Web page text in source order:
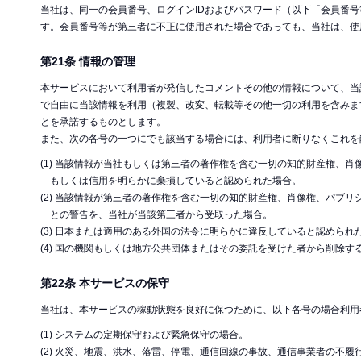
当社は、同一の会員番号、ログインIDおよびパスワード（以下「会員番
す。会員番号等が第三者に不正に使用された場合であっても、当社は、
第21条 情報の管理
本サービスにおいて利用者が発信したコメントその他の情報について、
で自由に当該情報を利用（複製、改変、転載等その他一切の利用を含み
とを承諾するものとします。
また、次の各号の一つにでも該当する場合には、利用者に断りなくこれ
(1) 当該情報が当社もしくは第三者の著作権を含む一切の知的財産権、
もしくは信用を明らかに棄損していると認められた場合。
(2) 当該情報が第三者の著作権を含む一切の知的財産権、肖像権、パブ
との警告を、当社が当該第三者から受取った場合。
(3) 日本または適用のある外国の法令に明らかに違反していると認められ
(4) 国の機関もしくは地方公共団体またはその委託を受けた者から削除す
第22条 本サービスの保守
当社は、本サービスの稼動状態を良好に保つために、以下各号の場合利
(1) システムの定期保守および緊急保守の場合。
(2) 火災、地震、洪水、落雷、停電、通信回線の事故、通信事業者の不